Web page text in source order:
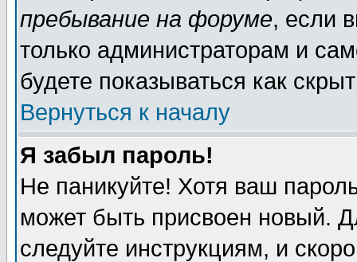
пребывание на форуме, если
только администраторам и
будете показываться как
Вернуться к началу
Я забыл пароль!
Не паникуйте! Хотя ваш
может быть присвоен новый.
следуйте инструкциям, и